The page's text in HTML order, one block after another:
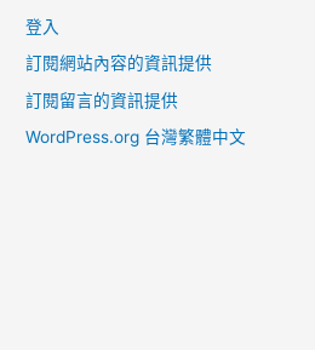
登入
訂閱網站內容的資訊提供
訂閱留言的資訊提供
WordPress.org 台灣繁體中文